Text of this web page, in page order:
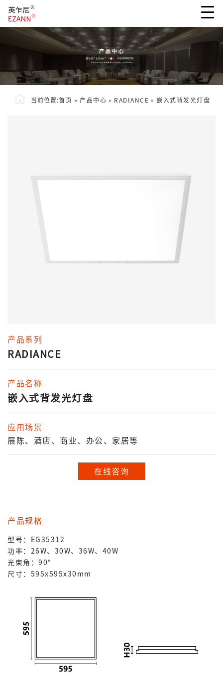
当前位置:首页 » 产品中心 » RADIANCE » 嵌入式背发光灯盘
产品系列
RADIANCE
产品名称
嵌入式背发光灯盘
应用场景
展陈、酒店、商业、办公、家居等
在线咨询
产品规格
型号：EG35312
功率：26W、30W、36W、40W
光束角：90°
尺寸：595x595x30mm